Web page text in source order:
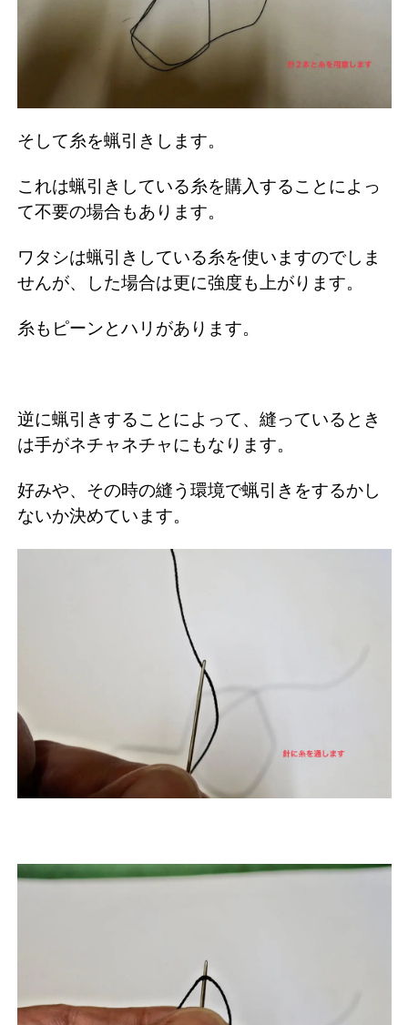
そして糸を蝋引きします。
これは蝋引きしている糸を購入することによっ
て不要の場合もあります。
ワタシは蝋引きしている糸を使いますのでしま
せんが、した場合は更に強度も上がります。
糸もピーンとハリがあります。
逆に蝋引きすることによって、縫っているとき
は手がネチャネチャにもなります。
好みや、その時の縫う環境で蝋引きをするかし
ないか決めています。